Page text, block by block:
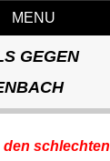
MENU
GEGEN
den schlechten